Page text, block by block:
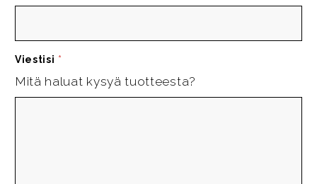
Viestisi *
Mitä haluat kysyä tuotteesta?